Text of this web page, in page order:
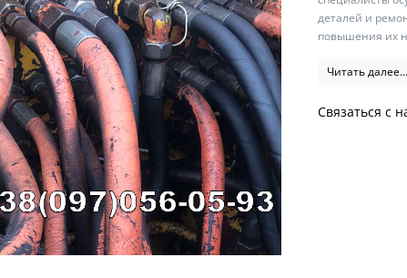
деталей и
повышения их
Читать далее...
Связаться с